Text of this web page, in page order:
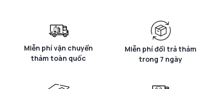
Miễn phí vận chuyển
thảm toàn quốc
Miễn phí đổi trả thảm
trong 7 ngày